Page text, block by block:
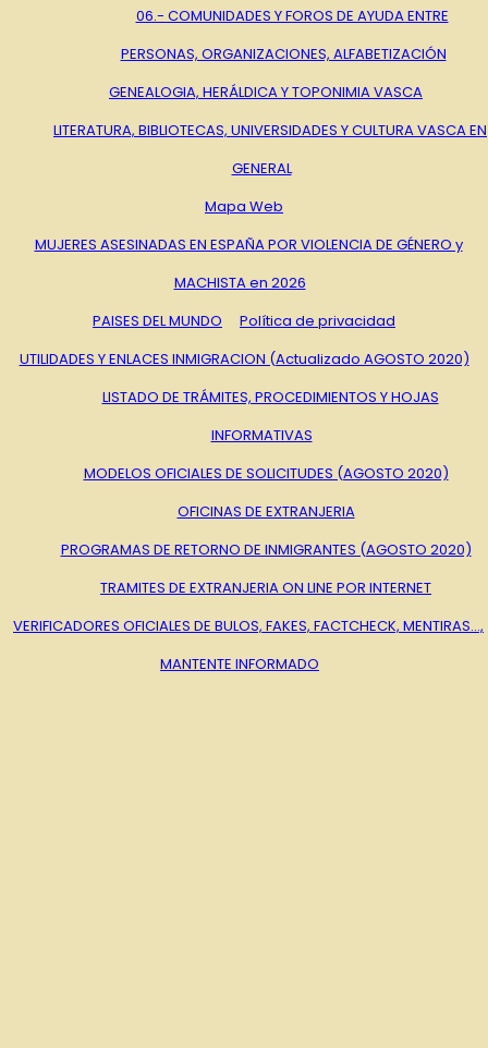
06.- COMUNIDADES Y FOROS DE AYUDA ENTRE
PERSONAS, ORGANIZACIONES, ALFABETIZACIÓN
GENEALOGIA, HERÁLDICA Y TOPONIMIA VASCA
LITERATURA, BIBLIOTECAS, UNIVERSIDADES Y CULTURA VASCA EN
GENERAL
Mapa Web
MUJERES ASESINADAS EN ESPAÑA POR VIOLENCIA DE GÉNERO y
MACHISTA en 2026
PAISES DEL MUNDO
Política de privacidad
UTILIDADES Y ENLACES INMIGRACION (Actualizado AGOSTO 2020)
LISTADO DE TRÁMITES, PROCEDIMIENTOS Y HOJAS
INFORMATIVAS
MODELOS OFICIALES DE SOLICITUDES (AGOSTO 2020)
OFICINAS DE EXTRANJERIA
PROGRAMAS DE RETORNO DE INMIGRANTES (AGOSTO 2020)
TRAMITES DE EXTRANJERIA ON LINE POR INTERNET
VERIFICADORES OFICIALES DE BULOS, FAKES, FACTCHECK, MENTIRAS…,
MANTENTE INFORMADO